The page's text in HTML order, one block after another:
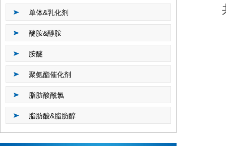
单体&乳化剂
醚胺&醇胺
胺醚
聚氨酯催化剂
脂肪酸酰氯
脂肪酸&脂肪醇